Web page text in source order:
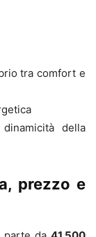
tra comfort e
della
prezzo e